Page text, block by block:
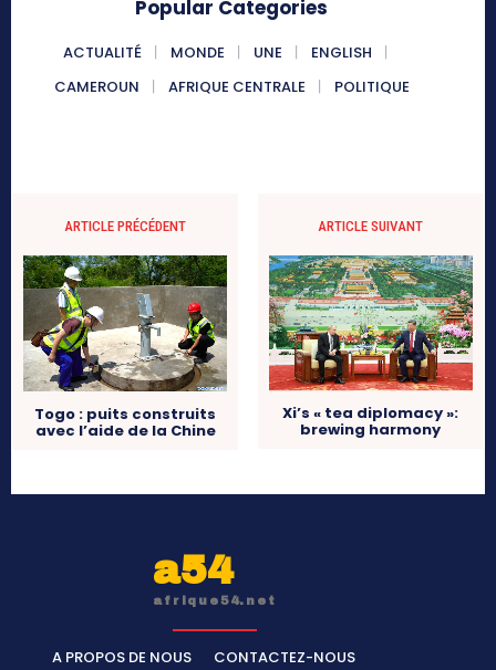
Popular Categories
ACTUALITÉ MONDE UNE
ENGLISH
CAMEROUN
AFRIQUE CENTRALE POLITIQUE
ARTICLE PRÉCÉDENT
Togo : puits construits
avec l’aide de la Chine
ARTICLE SUIVANT
Xi’s « tea diplomacy »:
brewing harmony
a54
afrique54.net
A PROPOS DE NOUS
CONTACTEZ-NOUS